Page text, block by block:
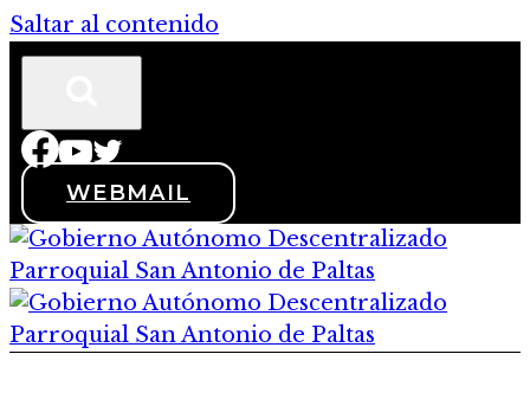
Saltar al contenido
WEBMAIL